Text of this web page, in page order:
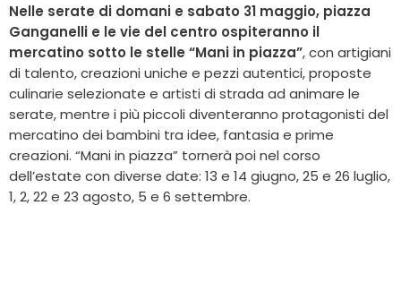
Nelle serate di domani e sabato 31 maggio, piazza
Ganganelli e le vie del centro ospiteranno il
mercatino sotto le stelle “Mani in piazza”, con artigiani
di talento, creazioni uniche e pezzi autentici, proposte
culinarie selezionate e artisti di strada ad animare le
serate, mentre i più piccoli diventeranno protagonisti del
mercatino dei bambini tra idee, fantasia e prime
creazioni. “Mani in piazza” tornerà poi nel corso
dell’estate con diverse date: 13 e 14 giugno, 25 e 26 luglio,
1, 2, 22 e 23 agosto, 5 e 6 settembre.